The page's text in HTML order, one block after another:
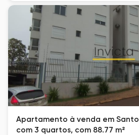
Apartamento à venda em
com 3 quartos, com 88.77 m²